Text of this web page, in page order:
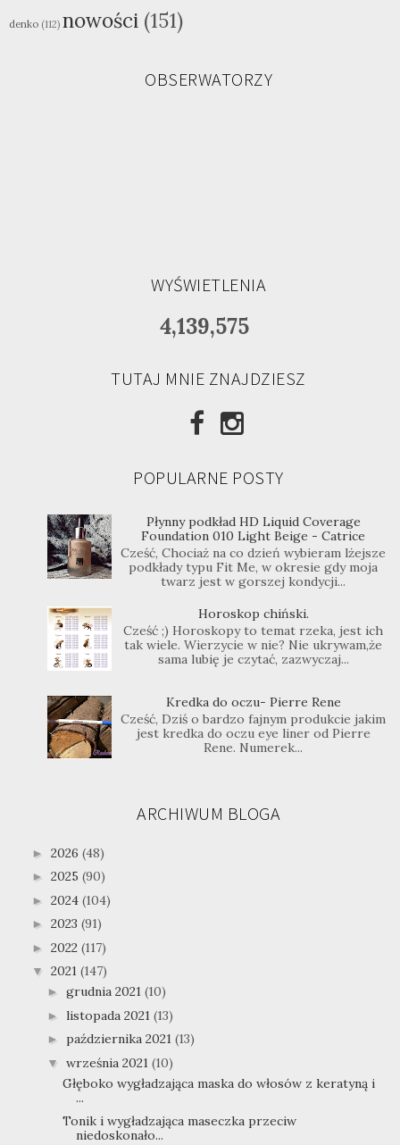
denko (112) nowości (151)
OBSERWATORZY
WYŚWIETLENIA
4,139,575
TUTAJ MNIE ZNAJDZIESZ
POPULARNE POSTY
Płynny podkład HD Liquid Coverage
Foundation 010 Light Beige - Catrice
Cześć, Chociaż na co dzień wybieram lżejsze
podkłady typu Fit Me, w okresie gdy moja
twarz jest w gorszej kondycji...
Horoskop chiński.
Cześć ;) Horoskopy to temat rzeka, jest ich
tak wiele. Wierzycie w nie? Nie ukrywam,że
sama lubię je czytać, zazwyczaj...
Kredka do oczu- Pierre Rene
Cześć, Dziś o bardzo fajnym produkcie jakim
jest kredka do oczu eye liner od Pierre
Rene. Numerek...
ARCHIWUM BLOGA
► 2026 (48)
► 2025 (90)
► 2024 (104)
► 2023 (91)
► 2022 (117)
▼ 2021 (147)
► grudnia 2021 (10)
► listopada 2021 (13)
► października 2021 (13)
▼ września 2021 (10)
Głęboko wygładzająca maska do włosów z keratyną i
...
Tonik i wygładzająca maseczka przeciw
niedoskonało...